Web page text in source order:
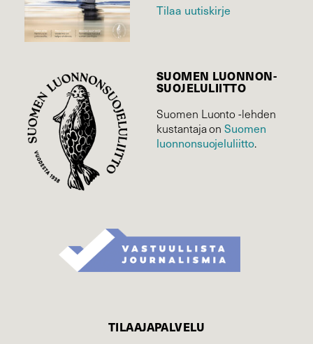
Tilaa uutiskirje
SUOMEN LUONNON­
SUOJELU­LIITTO
Suomen Luonto -lehden
kustantaja onSuomen
luonnonsuojelu­liitto.
TILAAJAPALVELU